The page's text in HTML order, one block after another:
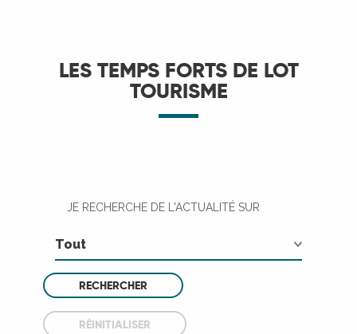
LES TEMPS FORTS DE LOT
TOURISME
JE RECHERCHE DE L'ACTUALITÉ SUR